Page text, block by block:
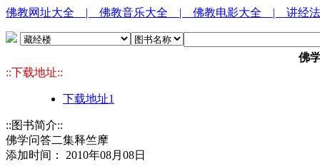
佛教网址大全 | 佛教音乐大全 | 佛教电影大全 | 讲经
佛
::下载地址::
下载地址1
::图书简介::
佛学问答二集释竺摩
添加时间： 2010年08月08日